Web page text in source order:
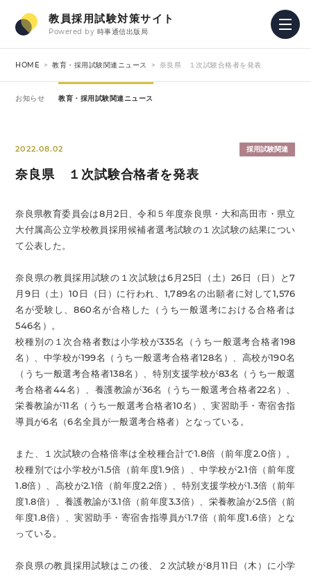
教員採用試験対策サイト
Powered by 時事通信出版局
HOME 教育・採用試験関連ニュース 奈良県 １次試験合格者を発表
お知らせ 教育・採用試験関連ニュース
2022.08.02 採用試験関連
奈良県 １次試験合格者を発表
奈良県教育委員会は8月2日、令和５年度奈良県・大和高田市・県立
大付属高公立学校教員採用候補者選考試験の１次試験の結果につい
て公表した。
奈良県の教員採用試験の１次試験は6月25日（土）26日（日）と7
月9日（土）10日（日）に行われ、1,789名の出願者に対して1,576
名が受験し、860名が合格した（うち一般選考における合格者は
546名）。
校種別の１次合格者数は小学校が335名（うち一般選考合格者198
名）、中学校が199名（うち一般選考合格者128名）、高校が190名
（うち一般選考合格者138名）、特別支援学校が83名（うち一般選
考合格者44名）、養護教諭が36名（うち一般選考合格者22名）、
栄養教諭が11名（うち一般選考合格者10名）、実習助手・寄宿舎指
導員が6名（6名全員が一般選考合格者）となっている。
また、１次試験の合格倍率は全校種合計で1.8倍（前年度2.0倍）。
校種別では小学校が1.5倍（前年度1.9倍）、中学校が2.1倍（前年度
1.8倍）、高校が2.1倍（前年度2.2倍）、特別支援学校が1.3倍（前年
度1.8倍）、養護教諭が3.1倍（前年度3.3倍）、栄養教諭が2.5倍（前
年度1.8倍）、実習助手・寄宿舎指導員が1.7倍（前年度1.6倍）とな
っている。
奈良県の教員採用試験はこの後、２次試験が8月11日（木）に小学